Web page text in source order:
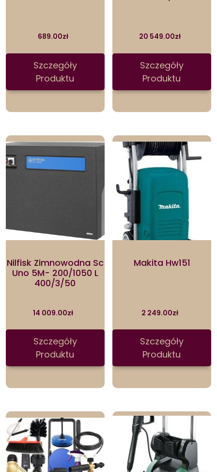
689.00zł
Szczegóły
Produktu
20 549.00zł
Szczegóły
Produktu
Nilfisk Zimnowodna Sc
Uno 5M- 200/1050 L
400/3/50
14 009.00zł
Szczegóły
Produktu
Makita Hw151
2 249.00zł
Szczegóły
Produktu